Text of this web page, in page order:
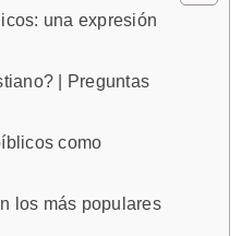
una expresión
| Preguntas
como
los más populares